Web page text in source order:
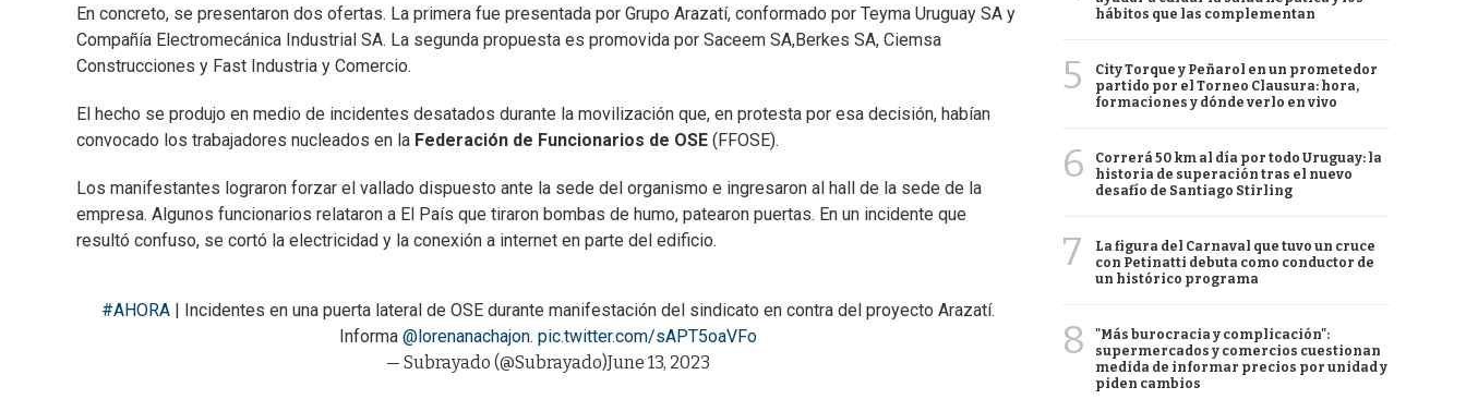
En concreto, se presentaron dos ofertas. La primera fue presentada por Grupo Arazatí, conformado por Teyma Uruguay SA y
Compañía Electromecánica Industrial SA. La segunda propuesta es promovida por Saceem SA,Berkes SA, Ciemsa
Construcciones y Fast Industria y Comercio.
El hecho se produjo en medio de incidentes desatados durante la movilización que, en protesta por esa decisión, habían
convocado los trabajadores nucleados en la Federación de Funcionarios de OSE (FFOSE).
Los manifestantes lograron forzar el vallado dispuesto ante la sede del organismo e ingresaron al hall de la sede de la
empresa. Algunos funcionarios relataron a El País que tiraron bombas de humo, patearon puertas. En un incidente que
resultó confuso, se cortó la electricidad y la conexión a internet en parte del edificio.
#AHORA| Incidentes en una puerta lateral de OSE durante manifestación del sindicato en contra del proyecto Arazatí.
Informa @lorenanachajon. pic.twitter.com/sAPT5oaVFo
— Subrayado (@Subrayado)June 13, 2023
hábitos que las complementan
5
City Torque y Peñarol en un prometedor
partido por el Torneo Clausura: hora,
formaciones y dónde verlo en vivo
6
Correrá 50 km al día por todo Uruguay: la
historia de superación tras el nuevo
desafío de Santiago Stirling
7
La figura del Carnaval que tuvo un cruce
con Petinatti debuta como conductor de
un histórico programa
8
"Más burocracia y complicación":
supermercados y comercios cuestionan
medida de informar precios por unidad y
piden cambios